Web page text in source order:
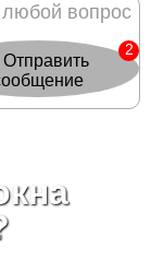
вопрос
2